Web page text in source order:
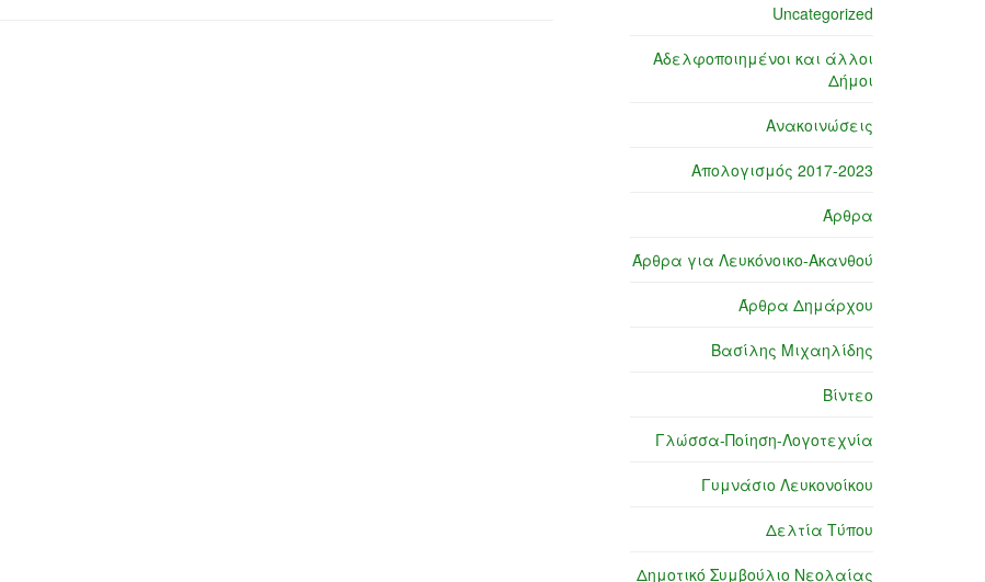
Uncategorized
Αδελφοποιημένοι και άλλοι
Δήμοι
Ανακοινώσεις
Απολογισμός 2017-2023
Άρθρα
Άρθρα για Λευκόνοικο-Ακανθού
Άρθρα Δημάρχου
Βασίλης Μιχαηλίδης
Βίντεο
Γλώσσα-Ποίηση-Λογοτεχνία
Γυμνάσιο Λευκονοίκου
Δελτία Τύπου
Δημοτικό Συμβούλιο Νεολαίας